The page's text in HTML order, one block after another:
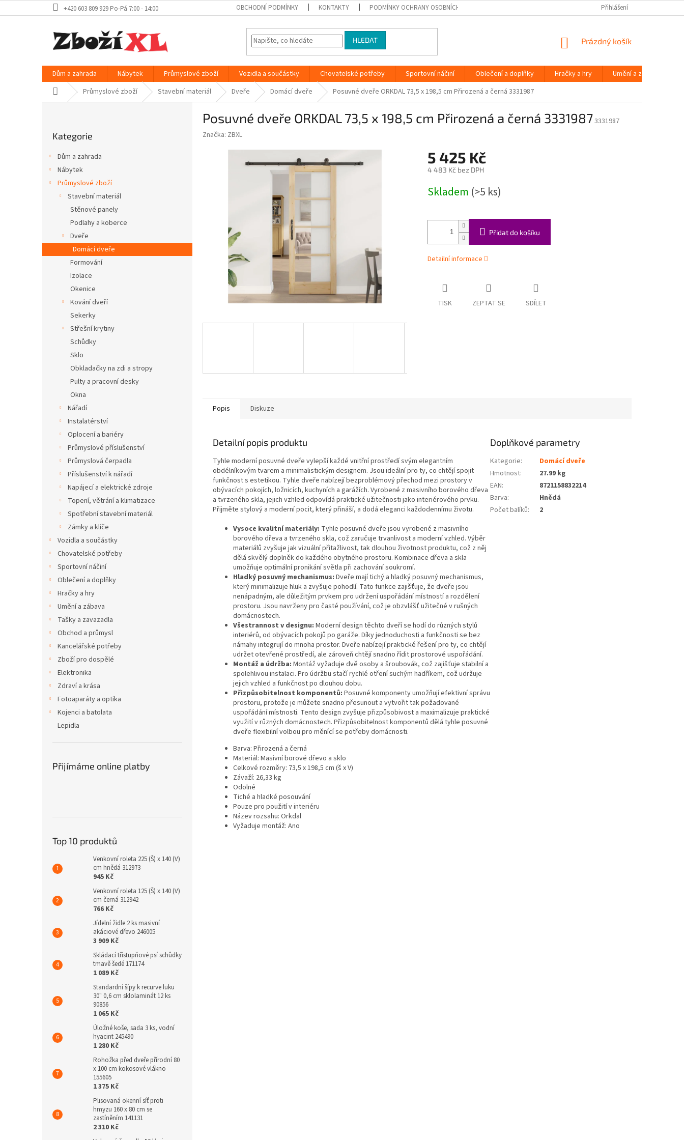
na
+420 603 809 929 Po-Pá 7:00 - 14:00 OBCHODNÍ PODMÍNKY KONTAKTY PODMÍNKY OCHRANY OSOBNÍCH ÚDAJŮ Přihlášení
HLEDAT
NÁKUPNÍ
Prázdný košík
Dům a zahrada Nábytek Průmyslové zboží Vozidla a součástky Chovatelské potřeby Sportovní náčiní Oblečení a doplňky Hračky a hry Umění a zábava
Domů Průmyslové zboží Stavební materiál Dveře Domácí dveře Posuvné dveře ORKDAL 73,5 x 198,5 cm Přirozená a černá 3331987
e
l
kategorie
Kategorie
Dům a zahrada
Nábytek
Průmyslové zboží
Stavební materiál
Stěnové panely
Podlahy a koberce
Dveře
Domácí dveře
Formování
Izolace
Okenice
Kování dveří
Sekerky
Střešní krytiny
Schůdky
Sklo
Obkladačky na zdi a stropy
Pulty a pracovní desky
Okna
Nářadí
Instalatérství
Oplocení a bariéry
Průmyslové příslušenství
Průmyslová čerpadla
Příslušenství k nářadí
Napájecí a elektrické zdroje
Topení, větrání a klimatizace
Spotřební stavební materiál
Zámky a klíče
Vozidla a součástky
Chovatelské potřeby
Sportovní náčiní
Oblečení a doplňky
Hračky a hry
Umění a zábava
Tašky a zavazadla
Obchod a průmysl
Kancelářské potřeby
Zboží pro dospělé
Elektronika
Zdraví a krása
Fotoaparáty a optika
Kojenci a batolata
Lepidla
Přijímáme online platby
Top 10 produktů
Venkovní roleta 225 (Š) x 140 (V)
cm hnědá 312973
945 Kč
Venkovní roleta 125 (Š) x 140 (V)
cm černá 312942
766 Kč
Jídelní židle 2 ks masivní
akáciové dřevo 246005
3 909 Kč
Skládací třístupňové psí schůdky
tmavě šedé 171174
1 089 Kč
Standardní šípy k recurve luku
30" 0,6 cm sklolaminát 12 ks
90856
1 065 Kč
Úložné koše, sada 3 ks, vodní
hyacint 245490
1 280 Kč
Rohožka před dveře přírodní 80
x 100 cm kokosové vlákno
155605
1 375 Kč
Plisovaná okenní síť proti
hmyzu 160 x 80 cm se
zastíněním 141131
2 310 Kč
Posuvné dveře ORKDAL 73,5 x 198,5 cm Přirozená a černá 33319873331987
Značka: ZBXL
5 425 Kč
4 483 Kč bez DPH
cena:
Skladem (>5 ks)
Přidat do košíku
Detailní informace
TISK ZEPTAT SE SDÍLET
Popis Diskuze
Detailní popis produktu
Tyhle moderní posuvné dveře vylepší každé vnitřní prostředí svým elegantním
obdélníkovým tvarem a minimalistickým designem. Jsou ideální pro ty, co chtějí spojit
funkčnost s estetikou. Tyhle dveře nabízejí bezproblémový přechod mezi prostory v
obývacích pokojích, ložnicích, kuchyních a garážích. Vyrobené z masivního borového dřeva
a tvrzeného skla, jejich vzhled odpovídá praktické užitečnosti jako interiérového prvku.
Přijměte stylový a moderní pocit, který přináší, a dodá eleganci každodennímu životu.
Vysoce kvalitní materiály: Tyhle posuvné dveře jsou vyrobené z masivního
borového dřeva a tvrzeného skla, což zaručuje trvanlivost a moderní vzhled. Výběr
materiálů zvyšuje jak vizuální přitažlivost, tak dlouhou životnost produktu, což z něj
dělá skvělý doplněk do každého obytného prostoru. Kombinace dřeva a skla
umožňuje optimální pronikání světla při zachování soukromí.
Hladký posuvný mechanismus: Dveře mají tichý a hladký posuvný mechanismus,
který minimalizuje hluk a zvyšuje pohodlí. Tato funkce zajišťuje, že dveře jsou
nenápadným, ale důležitým prvkem pro udržení uspořádání místností a rozdělení
prostoru. Jsou navrženy pro časté používání, což je obzvlášť užitečné v rušných
domácnostech.
Všestrannost v designu: Moderní design těchto dveří se hodí do různých stylů
interiérů, od obývacích pokojů po garáže. Díky jednoduchosti a funkčnosti se bez
námahy integrují do mnoha prostor. Dveře nabízejí praktické řešení pro ty, co chtějí
udržet otevřené prostředí, ale zároveň chtějí snadno řídit prostorové uspořádání.
Montáž a údržba: Montáž vyžaduje dvě osoby a šroubovák, což zajišťuje stabilní a
spolehlivou instalaci. Pro údržbu stačí rychlé otření suchým hadříkem, což udržuje
jejich vzhled a funkčnost po dlouhou dobu.
Přizpůsobitelnost komponentů: Posuvné komponenty umožňují efektivní správu
prostoru, protože je můžete snadno přesunout a vytvořit tak požadované
uspořádání místnosti. Tento design zvyšuje přizpůsobivost a maximalizuje praktické
využití v různých domácnostech. Přizpůsobitelnost komponentů dělá tyhle posuvné
dveře flexibilní volbou pro měnící se potřeby domácnosti.
Barva: Přirozená a černá
Materiál: Masivní borové dřevo a sklo
Celkové rozměry: 73,5 x 198,5 cm (š x V)
Závaží: 26,33 kg
Odolné
Tiché a hladké posouvání
Pouze pro použití v interiéru
Název rozsahu: Orkdal
Vyžaduje montáž: Ano
Doplňkové parametry
Kategorie:
Domácí dveře
Hmotnost:
27.99 kg
EAN:
8721158832214
Barva:
Hnědá
Počet balíků: 2